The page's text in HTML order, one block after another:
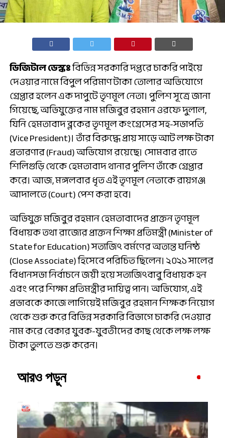
ডিজিটাল ডেস্কঃবিভিন্ন সরকারি দপ্তরে চাকরি পাইয়ে
দেওয়ার নামে বিপুল পরিমাণ টাকা তোলার অভিযোগে
গ্রেপ্তার হলেন এক দাপুটে তৃণমূল নেতা। পুলিশ সূত্রে জানা
গিয়েছে, অভিযুক্তের নাম মজিবুর রহমান ওরফে দুলাল,
যিনি হেমতাবাদ ব্লকের তৃণমূল কংগ্রেসের সহ-সভাপতি
(Vice President)। তাঁর বিরুদ্ধে প্রায় সাড়ে আট লক্ষ টাকা
প্রতারণার (Fraud) অভিযোগ রয়েছে। সোমবার রাতে
শিলিগুড়ি থেকে হেমতাবাদ থানার পুলিশ তাঁকে গ্রেপ্তার
করে। আজ, মঙ্গলবার ধৃত এই তৃণমূল নেতাকে রায়গঞ্জ
আদালতে (Court) পেশ করা হবে।
অভিযুক্ত মজিবুর রহমান হেমতাবাদের প্রাক্তন তৃণমূল
বিধায়ক তথা রাজ্যের প্রাক্তন শিক্ষা প্রতিমন্ত্রী (Minister of
State for Education) সত্যজিৎ বর্মণের অত্যন্ত ঘনিষ্ঠ
(Close Associate) হিসেবে পরিচিত ছিলেন। ২০২১ সালের
বিধানসভা নির্বাচনে জয়ী হয়ে সত্যজিৎবাবু বিধায়ক হন
এবং পরে শিক্ষা প্রতিমন্ত্রীর দায়িত্ব পান। অভিযোগ, এই
প্রভাবকে কাজে লাগিয়েই মজিবুর রহমান শিক্ষক নিয়োগ
থেকে শুরু করে বিভিন্ন সরকারি বিভাগে চাকরি দেওয়ার
নাম করে বেকার যুবক-যুবতীদের কাছ থেকে লক্ষ লক্ষ
টাকা তুলতে শুরু করেন।
আরও পড়ুন